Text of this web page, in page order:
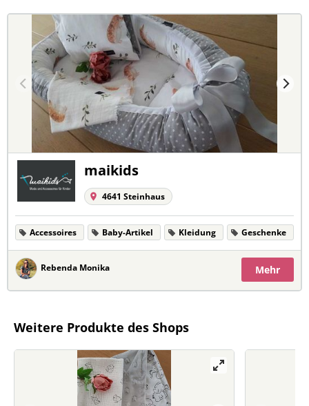
maikids
4641 Steinhaus
Accessoires Baby-Artikel Kleidung Geschenke
Rebenda Monika Mehr
Weitere Produkte des Shops